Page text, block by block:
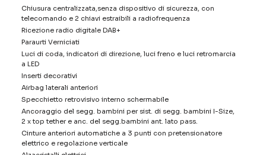
Chiusura centralizzata,senza dispositivo di sicurezza, con
telecomando e 2 chiavi estraibili a radiofrequenza
Ricezione radio digitale DAB+
Paraurti Verniciati
Luci di coda, indicatori di direzione, luci freno e luci retromarcia
a LED
Inserti decorativi
Airbag laterali anteriori
Specchietto retrovisivo interno schermabile
Ancoraggio del segg. bambini per sist. di segg. bambini I-Size,
2 x top tether e anc. del segg.bambini ant. lato pass.
Cinture anteriori automatiche a 3 punti con pretensionatore
elettrico e regolazione verticale